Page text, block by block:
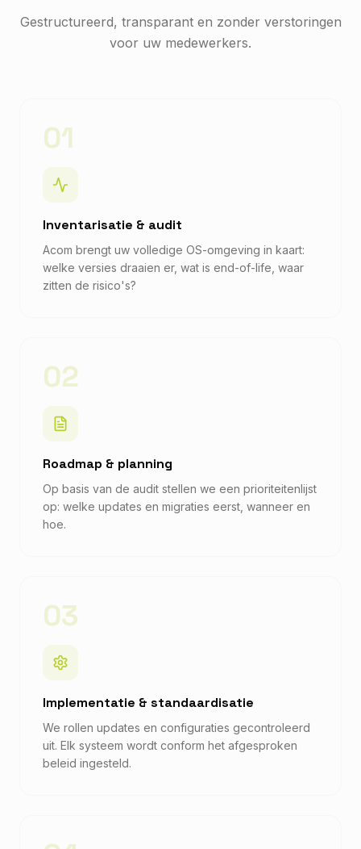
Gestructureerd, transparant en zonder verstoringen
voor uw medewerkers.
01
Inventarisatie & audit
Acom brengt uw volledige OS-omgeving in kaart:
welke versies draaien er, wat is end-of-life, waar
zitten de risico's?
02
Roadmap & planning
Op basis van de audit stellen we een prioriteitenlijst
op: welke updates en migraties eerst, wanneer en
hoe.
03
Implementatie & standaardisatie
We rollen updates en configuraties gecontroleerd
uit. Elk systeem wordt conform het afgesproken
beleid ingesteld.